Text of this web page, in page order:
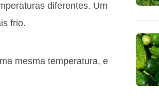
diferentes. Um
frio.
mesma temperatura, e